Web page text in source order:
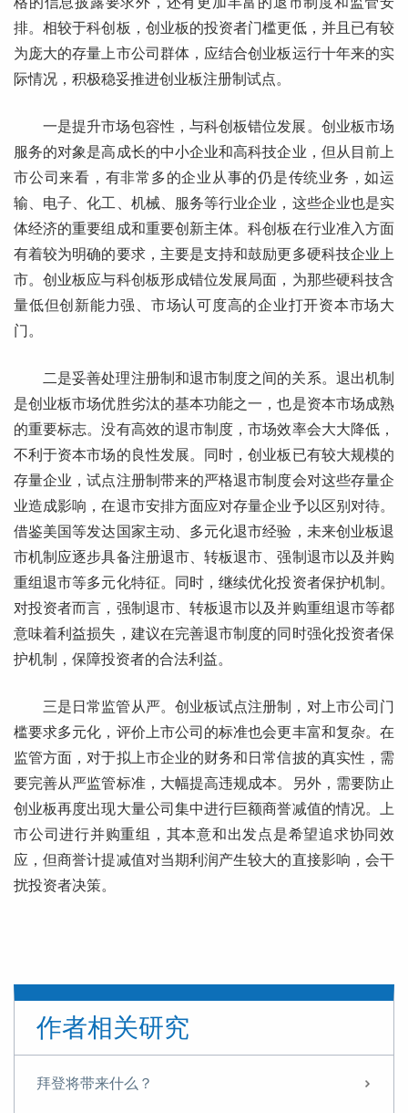
排。相较于科创板，创业板的投资者门槛更低，并且已有较
为庞大的存量上市公司群体，应结合创业板运行十年来的实
际情况，积极稳妥推进创业板注册制试点。
一是提升市场包容性，与科创板错位发展。创业板市场
服务的对象是高成长的中小企业和高科技企业，但从目前上
市公司来看，有非常多的企业从事的仍是传统业务，如运
输、电子、化工、机械、服务等行业企业，这些企业也是实
体经济的重要组成和重要创新主体。科创板在行业准入方面
有着较为明确的要求，主要是支持和鼓励更多硬科技企业上
市。创业板应与科创板形成错位发展局面，为那些硬科技含
量低但创新能力强、市场认可度高的企业打开资本市场大
门。
二是妥善处理注册制和退市制度之间的关系。退出机制
是创业板市场优胜劣汰的基本功能之一，也是资本市场成熟
的重要标志。没有高效的退市制度，市场效率会大大降低，
不利于资本市场的良性发展。同时，创业板已有较大规模的
存量企业，试点注册制带来的严格退市制度会对这些存量企
业造成影响，在退市安排方面应对存量企业予以区别对待。
借鉴美国等发达国家主动、多元化退市经验，未来创业板退
市机制应逐步具备注册退市、转板退市、强制退市以及并购
重组退市等多元化特征。同时，继续优化投资者保护机制。
对投资者而言，强制退市、转板退市以及并购重组退市等都
意味着利益损失，建议在完善退市制度的同时强化投资者保
护机制，保障投资者的合法利益。
三是日常监管从严。创业板试点注册制，对上市公司门
槛要求多元化，评价上市公司的标准也会更丰富和复杂。在
监管方面，对于拟上市企业的财务和日常信披的真实性，需
要完善从严监管标准，大幅提高违规成本。另外，需要防止
创业板再度出现大量公司集中进行巨额商誉减值的情况。上
市公司进行并购重组，其本意和出发点是希望追求协同效
应，但商誉计提减值对当期利润产生较大的直接影响，会干
扰投资者决策。
作者相关研究
拜登将带来什么？